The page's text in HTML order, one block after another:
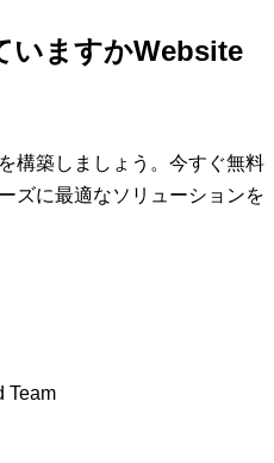
いますかWebsite
構築しましょう。今すぐ無料
ズに最適なソリューションを
Team